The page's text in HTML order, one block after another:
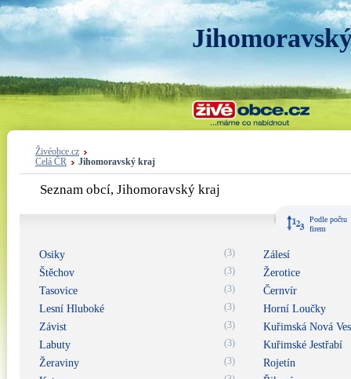
Živéobce.cz
Celá ČR
Jihomoravský kraj
Seznam obcí, Jihomoravský kraj
Podle počtu
firem
Osiky (3)
Štěchov (3)
Tasovice (3)
Lesní Hluboké (3)
Závist (3)
Labuty (3)
Žeraviny (3)
Zálesí
Žerotice
Černvír
Horní Loučky
Kuřimská Nová Ves
Kuřimské Jestřabí
Rojetín